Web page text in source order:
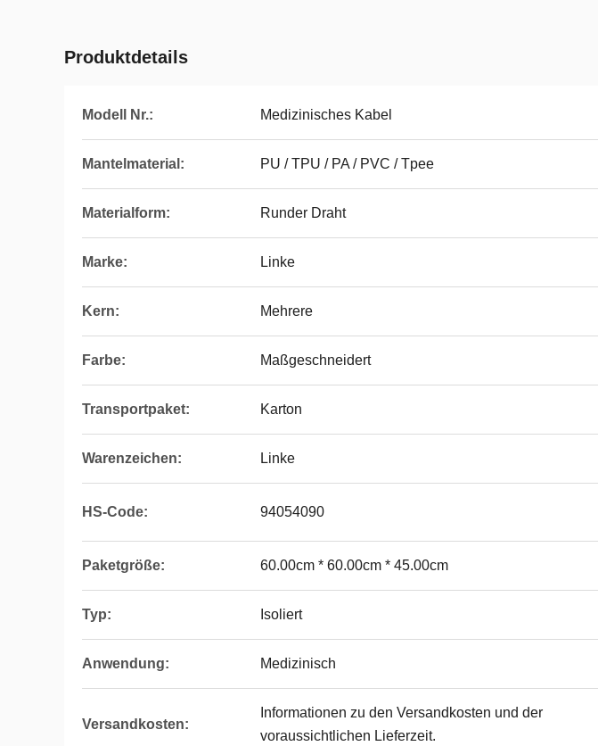
Produktdetails
Modell Nr.: Medizinisches Kabel
Mantelmaterial: PU / TPU / PA / PVC / Tpee
Materialform: Runder Draht
Marke: Linke
Kern: Mehrere
Farbe: Maßgeschneidert
Transportpaket: Karton
Warenzeichen: Linke
HS-Code: 94054090
Paketgröße: 60.00cm * 60.00cm * 45.00cm
Typ: Isoliert
Anwendung: Medizinisch
Versandkosten:
Informationen zu den Versandkosten und der
voraussichtlichen Lieferzeit.